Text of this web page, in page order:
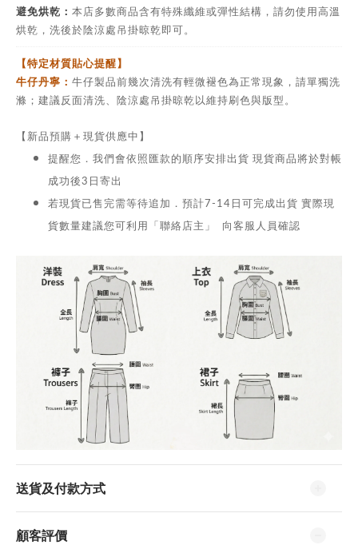
避免烘乾： 本店多數商品含有特殊纖維或彈性結構，請勿使用高溫
烘乾，洗後於陰涼處吊掛晾乾即可。
【特定材質貼心提醒】
牛仔丹寧： 牛仔製品前幾次清洗有輕微褪色為正常現象，請單獨洗
滌；建議反面清洗、陰涼處吊掛晾乾以維持刷色與版型。
【新品預購＋現貨供應中】
提醒您．我們會依照匯款的順序安排出貨 現貨商品將於對帳
成功後3日寄出
若現貨已售完需等待追加．預計7-14日可完成出貨 實際現
貨數量建議您可利用「聯絡店主」 向客服人員確認
送貨及付款方式
顧客評價